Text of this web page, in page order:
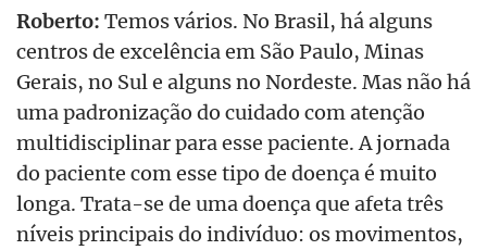
Roberto: Temos vários. No Brasil, há alguns
centros de excelência em São Paulo, Minas
Gerais, no Sul e alguns no Nordeste. Mas não há
uma padronização do cuidado com atenção
multidisciplinar para esse paciente. A jornada
do paciente com esse tipo de doença é muito
longa. Trata-se de uma doença que afeta três
níveis principais do indivíduo: os movimentos,